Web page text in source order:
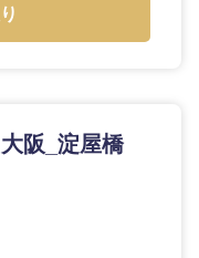
阪_淀屋橋